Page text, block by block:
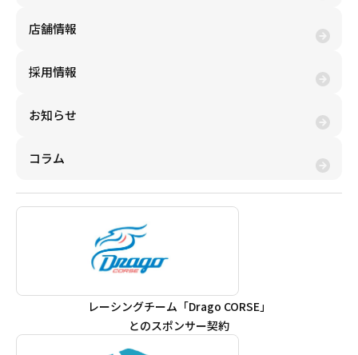
店舗情報
採用情報
お知らせ
コラム
レーシングチーム「Drago CORSE」
とのスポンサー契約